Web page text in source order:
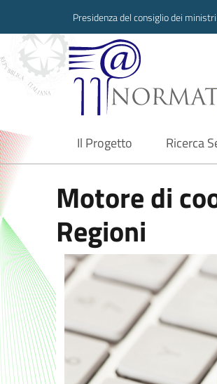
Presidenza del consiglio dei ministri
Il Progetto
current Ricerca
Motore di
Regioni